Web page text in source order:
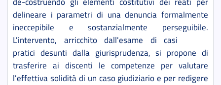
delineare i parametri di una denuncia formalmente
ineccepibile e sostanzialmente perseguibile.
L'intervento, arricchito dall'esame di casi
pratici desunti dalla giurisprudenza, si propone di
trasferire ai discenti le competenze per valutare
l'effettiva solidità di un caso giudiziario e per redigere